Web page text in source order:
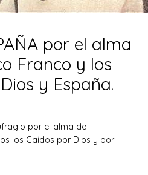
por el alma
Franco y los
y España.
por el alma de
los Caídos por Dios y por